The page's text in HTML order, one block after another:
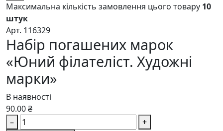
Максимальна кількість замовлення цього товару 10
штук
Арт. 116329
Набір погашених марок
«Юний філателіст. Художні
марки»
В наявності
90.00 ₴
–
+